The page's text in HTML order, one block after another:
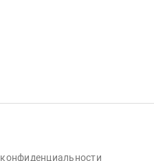
конфиденциальности